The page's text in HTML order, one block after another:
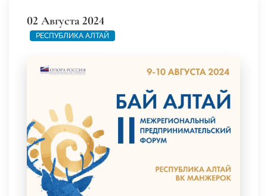
02 Августа 2024
РЕСПУБЛИКА АЛТАЙ